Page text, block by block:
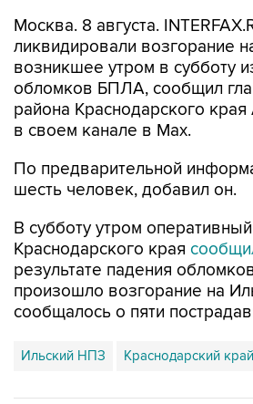
Москва. 8 августа.
ликвидировали возгорание
возникшее утром в субботу
обломков БПЛА, сообщил
района Краснодарского
в своем канале в Max.
По предварительной
шесть человек, добавил он.
В субботу утром
Краснодарского края
результате падения
произошло возгорание на
сообщалось о пяти
Ильский НПЗ Краснодарский край